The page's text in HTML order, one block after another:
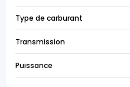
Type de carburant
Transmission
Puissance